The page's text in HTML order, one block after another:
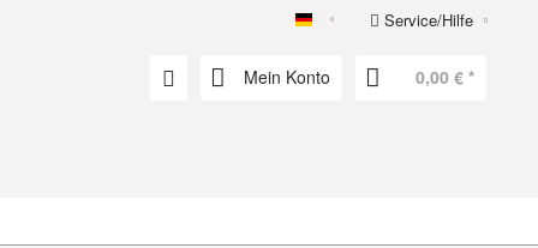
erdbeerdropsService/Hilfe
Mein Konto 0,00 € *